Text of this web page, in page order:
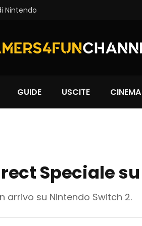
Nintendo
GUIDE USCITE
Speciale
arrivo su Nintendo Switch 2.